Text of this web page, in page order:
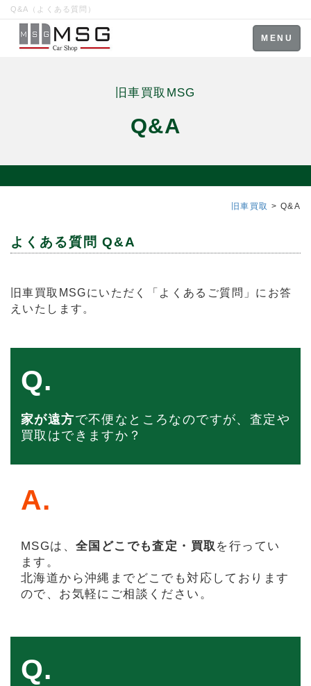
Q&A（よくある質問）
Toggle
navigation
MENU
旧車買取MSG
Q&A
旧車買取 > Q&A
よくある質問 Q&A
旧車買取MSGにいただく「よくあるご質問」にお答
えいたします。
Q.
家が遠方で不便なところなのですが、査定や
買取はできますか？
A.
MSGは、 全国どこでも査定・買取 を行ってい
ます。
北海道から沖縄までどこでも対応しております
ので、お気軽にご相談ください。
Q.